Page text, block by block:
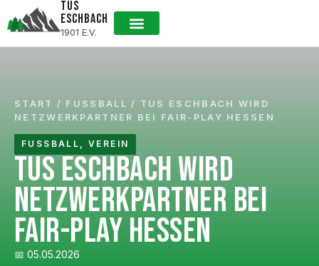
TUS
ESCHBACH
1901 E.V.
START / FUSSBALL / TUS ESCHBACH WIRD
NETZWERKPARTNER BEI FAIR-PLAY HESSEN
FUSSBALL ,VEREIN
TUS ESCHBACH WIRD
NETZWERKPARTNER BEI
FAIR-PLAY HESSEN
📅 05.05.2026